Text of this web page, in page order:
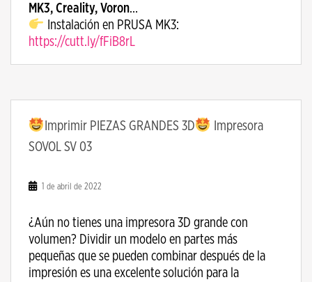
MK3, Creality, Voron…
Instalación en PRUSA MK3:
https://cutt.ly/fFiB8rL
Imprimir PIEZAS GRANDES 3D
Impresora
SOVOL SV 03
1 de abril de 2022
¿Aún no tienes una impresora 3D grande con
volumen? Dividir un modelo en partes más
pequeñas que se pueden combinar después de la
impresión es una excelente solución para la